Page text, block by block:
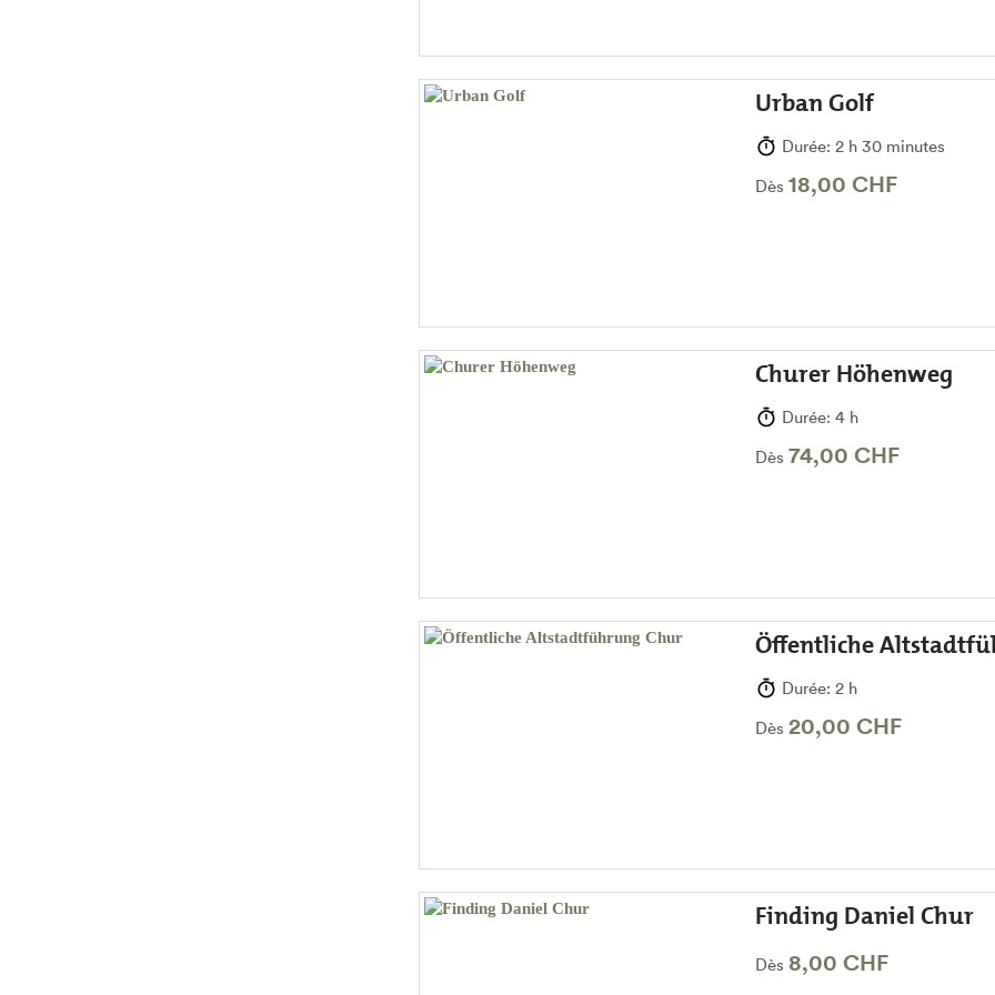
Urban Golf
Durée: 2 h 30 minutes
Dès 18,00 CHF
Churer Höhenweg
Durée: 4 h
Dès 74,00 CHF
Öffentliche
Durée: 2 h
Dès 20,00 CHF
Finding Daniel Chur
Dès 8,00 CHF